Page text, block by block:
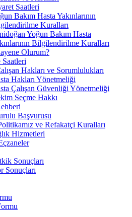
Saatleri
Bakım Hasta Yakınlarının
Kuralları
Yoğun Bakım Hasta
Bilgilendirilme Kuralları
Olurum?
Hakları ve Sorumlulukları
Hakları Yönetmeliği
Çalışan Güvenliği Yönetmeliği
Seçme Hakkı
Başvurusu
ve Refakatçi Kuralları
Hizmetleri
Sonuçları
Sonuçları